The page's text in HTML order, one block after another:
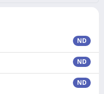
ND
ND
ND